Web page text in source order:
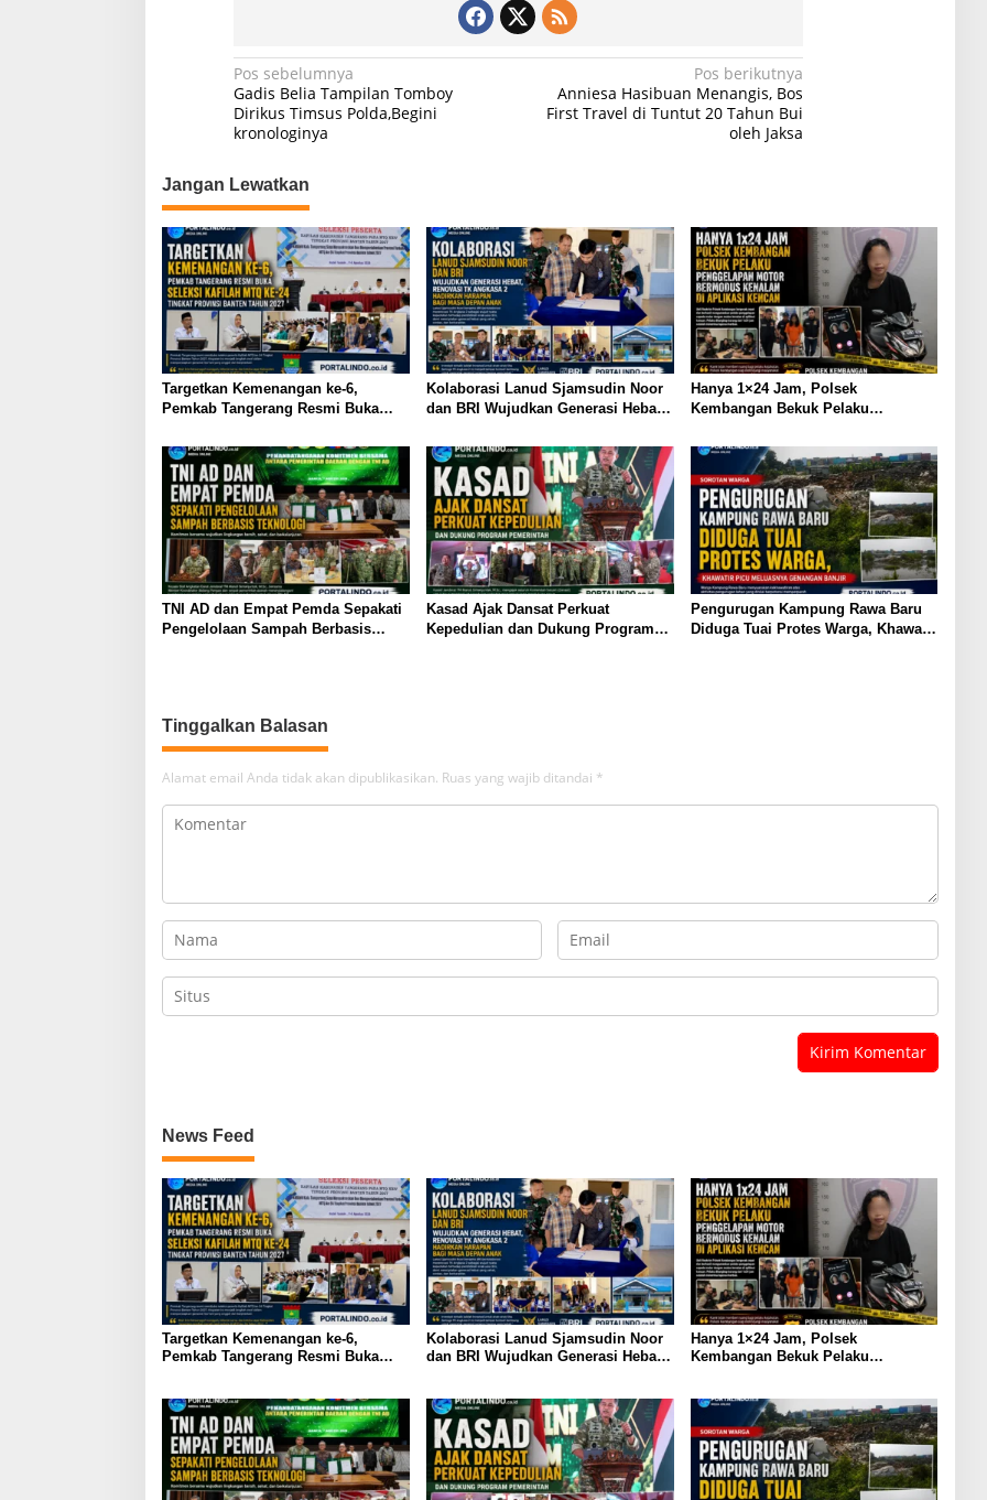
p
p
o
o
k
m
N
a
v
i
g
a
s
i
p
o
s
Pos sebelumnya
Gadis Belia Tampilan Tomboy
Dirikus Timsus Polda,Begini
kronologinya
Pos berikutnya
Anniesa Hasibuan Menangis, Bos
First Travel di Tuntut 20 Tahun Bui
oleh Jaksa
Jangan Lewatkan
Targetkan Kemenangan ke-6,
Pemkab Tangerang Resmi Buka
Provinsi Banten Tahun 2027
Kolaborasi Lanud Sjamsudin Noor
dan BRI Wujudkan Generasi Hebat,
Harapan bagi Masa Depan Anak
Hanya 1×24 Jam, Polsek
Kembangan Bekuk Pelaku
Kenalan di Aplikasi Kencan
TNI AD dan Empat Pemda Sepakati
Pengelolaan Sampah Berbasis
Kasad Ajak Dansat Perkuat
Kepedulian dan Dukung Program
Pengurugan Kampung Rawa Baru
Diduga Tuai Protes Warga, Khawatir
Tinggalkan Balasan
Alamat email Anda tidak akan dipublikasikan. Ruas yang wajib ditandai *
News Feed
Targetkan Kemenangan ke-6,
Pemkab Tangerang Resmi Buka
Kolaborasi Lanud Sjamsudin Noor
dan BRI Wujudkan Generasi Hebat,
Hanya 1×24 Jam, Polsek
Kembangan Bekuk Pelaku